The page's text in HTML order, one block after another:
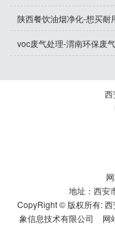
陕西餐饮油烟净化-想买耐
voc废气处理-渭南环保废
西
地址：西安
CopyRight © 版权所有:西
象信息技术有限公司
网